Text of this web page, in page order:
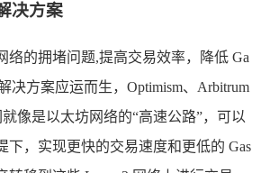
决方案
络的拥堵问题,提高交易效率，降低 Ga
决方案应运而生，Optimism、Arbitrum
像是以太坊网络的“高速公路”，可以
下，实现更快的交易速度和更低的 Gas